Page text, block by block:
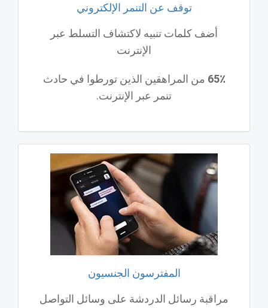
توقف عن التنمر الإلكتروني
أضف كلمات تنبيه لاكتشاف التسلط عبر
الإنترنت
65٪ من المراهقين الذين تورطوا في حادث
تنمر عبر الإنترنت.
المفترسون الجنسيون
مراقبة رسائل الدردشة على وسائل التواصل